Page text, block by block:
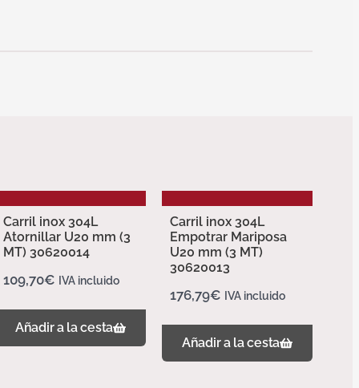
Carril inox 304L
Atornillar U20 mm (3
MT) 30620014
109,70€ IVA incluido
Añadir a la cesta
Carril inox 304L
Empotrar Mariposa
U20 mm (3 MT)
30620013
176,79€ IVA incluido
Añadir a la cesta